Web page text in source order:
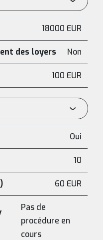
18000 EUR
des loyers Non
100 EUR
Oui
10
60 EUR
Pas de
procédure en
cours